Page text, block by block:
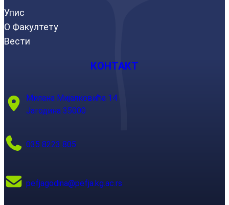
Упис
О Факултету
Вести
КОНТАКТ
Милана Мијалковића 14
Јагодина 35000
035 8223 805
pefjagodina@pefja.kg.ac.rs